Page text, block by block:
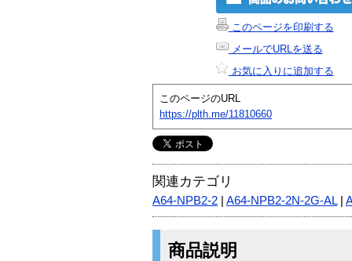
このページを印刷する
メールでURLを送る
お気に入りに追加する
このページのURL
https://plth.me/11810660
関連カテゴリ
A64-NPB2-2 A64-NPB2-2N-2G-AL|
商品説明